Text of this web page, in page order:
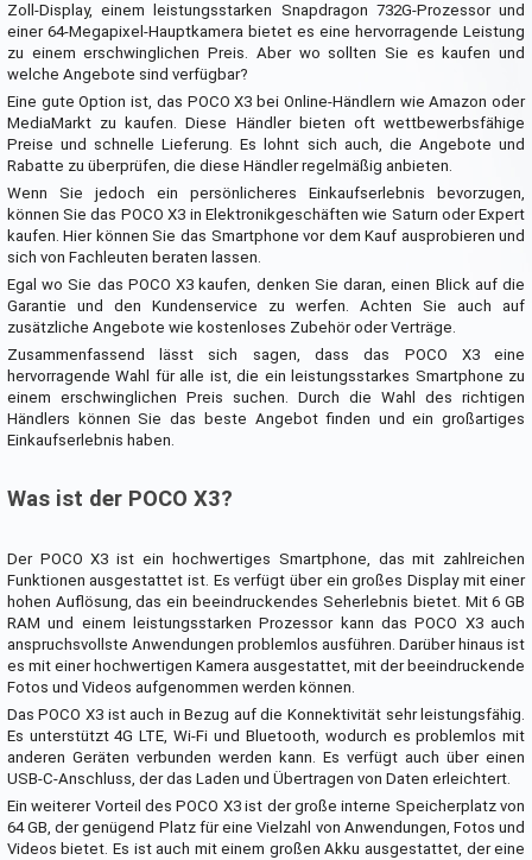
Zoll-Display, einem leistungsstarken Snapdragon 732G-Prozessor und
einer 64-Megapixel-Hauptkamera bietet es eine hervorragende Leistung
zu einem erschwinglichen Preis. Aber wo sollten Sie es kaufen und
welche Angebote sind verfügbar?
Eine gute Option ist, das POCO X3 bei Online-Händlern wie Amazon oder
MediaMarkt zu kaufen. Diese Händler bieten oft wettbewerbsfähige
Preise und schnelle Lieferung. Es lohnt sich auch, die Angebote und
Rabatte zu überprüfen, die diese Händler regelmäßig anbieten.
Wenn Sie jedoch ein persönlicheres Einkaufserlebnis bevorzugen,
können Sie das POCO X3 in Elektronikgeschäften wie Saturn oder Expert
kaufen. Hier können Sie das Smartphone vor dem Kauf ausprobieren und
sich von Fachleuten beraten lassen.
Egal wo Sie das POCO X3 kaufen, denken Sie daran, einen Blick auf die
Garantie und den Kundenservice zu werfen. Achten Sie auch auf
zusätzliche Angebote wie kostenloses Zubehör oder Verträge.
Zusammenfassend lässt sich sagen, dass das POCO X3 eine
hervorragende Wahl für alle ist, die ein leistungsstarkes Smartphone zu
einem erschwinglichen Preis suchen. Durch die Wahl des richtigen
Händlers können Sie das beste Angebot finden und ein großartiges
Einkaufserlebnis haben.
Was ist der POCO X3?
Der POCO X3 ist ein hochwertiges Smartphone, das mit zahlreichen
Funktionen ausgestattet ist. Es verfügt über ein großes Display mit einer
hohen Auflösung, das ein beeindruckendes Seherlebnis bietet. Mit 6 GB
RAM und einem leistungsstarken Prozessor kann das POCO X3 auch
anspruchsvollste Anwendungen problemlos ausführen. Darüber hinaus ist
es mit einer hochwertigen Kamera ausgestattet, mit der beeindruckende
Fotos und Videos aufgenommen werden können.
Das POCO X3 ist auch in Bezug auf die Konnektivität sehr leistungsfähig.
Es unterstützt 4G LTE, Wi-Fi und Bluetooth, wodurch es problemlos mit
anderen Geräten verbunden werden kann. Es verfügt auch über einen
USB-C-Anschluss, der das Laden und Übertragen von Daten erleichtert.
Ein weiterer Vorteil des POCO X3 ist der große interne Speicherplatz von
64 GB, der genügend Platz für eine Vielzahl von Anwendungen, Fotos und
Videos bietet. Es ist auch mit einem großen Akku ausgestattet, der eine